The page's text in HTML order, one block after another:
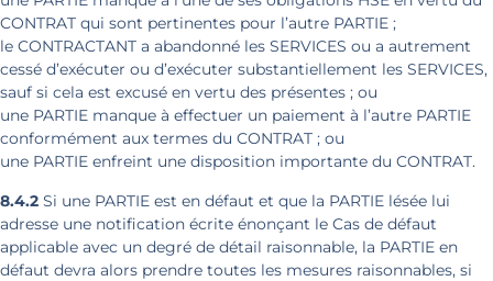
CONTRAT qui sont pertinentes pour l’autre PARTIE ;
le CONTRACTANT a abandonné les SERVICES ou a autrement
cessé d’exécuter ou d’exécuter substantiellement les SERVICES,
sauf si cela est excusé en vertu des présentes ; ou
une PARTIE manque à effectuer un paiement à l’autre PARTIE
conformément aux termes du CONTRAT ; ou
une PARTIE enfreint une disposition importante du CONTRAT.
8.4.2 Si une PARTIE est en défaut et que la PARTIE lésée lui
adresse une notification écrite énonçant le Cas de défaut
applicable avec un degré de détail raisonnable, la PARTIE en
défaut devra alors prendre toutes les mesures raisonnables, si